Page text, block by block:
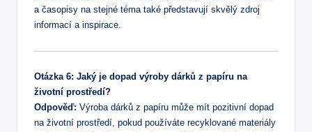
a časopisy na stejné téma také představují skvělý zdroj
informací a inspirace.
Otázka 6: Jaký je dopad výroby dárků z papíru na
životní prostředí?
Odpověď: Výroba dárků z papíru může mít pozitivní dopad
na životní prostředí, pokud používáte recyklované materiály